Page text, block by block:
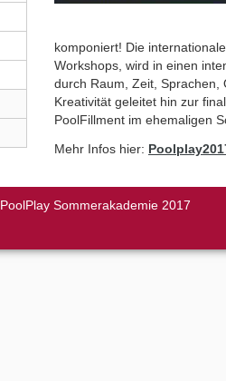
komponiert! Die
Workshops, wird in einen
durch Raum, Zeit, Sprachen,
Kreativität geleitet hin zur
PoolFillment im ehemaligen
Mehr Infos hier:
PoolPlay Sommerakademie 2017